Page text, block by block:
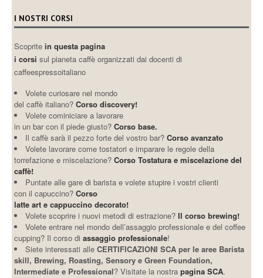
I NOSTRI CORSI
Scopritein questa pagina
i corsi sul pianeta caffè organizzati dai docenti di
caffeespressoitaliano
Volete curiosare nel mondo
del caffè italiano? Corso discovery!
Volete cominiciare a lavorare
in un bar con il piede giusto? Corso base.
Il caffè sarà il pezzo forte del vostro bar?Corso avanzato
Volete lavorare come tostatori e imparare le regole della
torrefazione e miscelazione?Corso Tostatura e miscelazione del
caffè!
Puntate alle gare di barista e volete stupire i vostri clienti
con il capuccino?Corso
latte art e cappuccino decorato!
Volete scoprire i nuovi metodi di estrazione?Il corso brewing!
Volete entrare nel mondo dell’assaggio professionale e del coffee
cupping? Il corso diassaggio professionale!
Siete interessati alleCERTIFICAZIONI SCA per le aree Barista
skill, Brewing, Roasting, Sensory e Green Foundation,
Intermediate e Professional? Visitate la nostrapagina SCA.